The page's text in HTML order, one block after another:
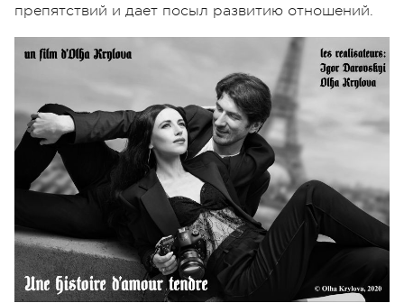
препятствий и дает посыл развитию отношений.